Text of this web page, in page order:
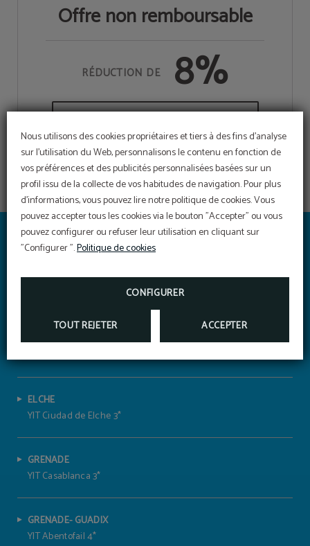
Nous utilisons des cookies propriétaires et tiers à des fins d'analyse
sur l'utilisation du Web, personnalisons le contenu en fonction de
vos préférences et des publicités personnalisées basées sur un
profil issu de la collecte de vos habitudes de navigation. Pour plus
d'informations, vous pouvez lire notre politique de cookies. Vous
pouvez accepter tous les cookies via le bouton "Accepter" ou vous
pouvez configurer ou refuser leur utilisation en cliquant sur
"Configurer ".Politique de cookies
CONFIGURER
TOUT REJETER ACCEPTER
Offre non remboursable
8%
YIT VÍA SEVILLA MAIRENA
955 41 79 54
CÁDIZ- JEREZ DE LA FRONTERA
YIT Casa Grande 4*
ELCHE
YIT Ciudad de Elche 3*
GRENADE
YIT Casablanca 3*
GRENADE- GUADIX
YIT Abentofail 4*
Délicieux petit-déjeuner
PROFITEZ DE NOTRE EXQUIS PETIT-DÉJEUNER
BUFFET AVEC UNE GRANDE VARIÉTÉ DE PRODUITS.